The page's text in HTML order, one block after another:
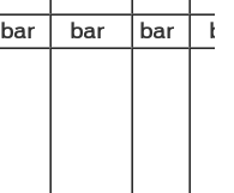
bar
bar bar